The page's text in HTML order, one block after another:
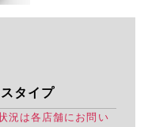
タイプ
況は各店舗にお問い